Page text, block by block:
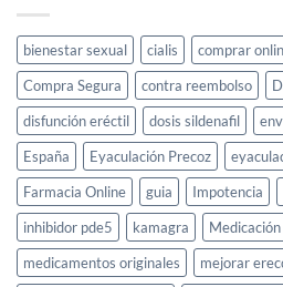
libido
femenina
y
cómo
usarlo
bienestar sexual cialis comprar
Compra Segura
contra reembolso
disfunción eréctil
dosis sildenafil
España
Eyaculación Precoz
Farmacia Online
guia Impotencia
inhibidor pde5
kamagra
medicamentos originales
mejorar